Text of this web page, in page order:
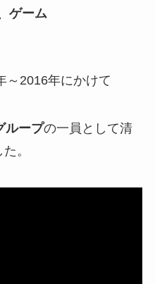
ゲーム
～2016年にかけて
ループの一員として清
。